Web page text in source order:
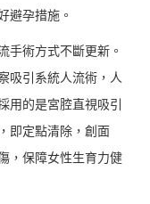
避孕措施。
手術方式不斷更新。
吸引系統人流術，人
用的是宮腔直視吸引
即定點清除，創面
，保障女性生育力健